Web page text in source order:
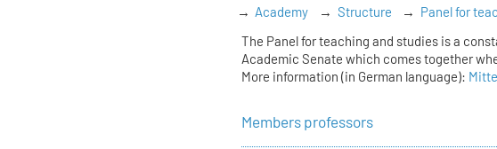
Academy Structure
Panel for
The Panel for teaching and studies is a
Academic Senate which comes together
More information (in German language):
Members professors